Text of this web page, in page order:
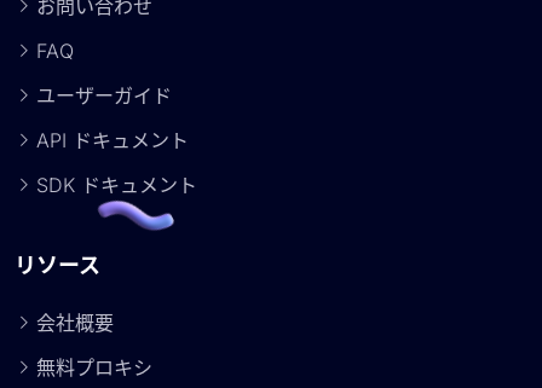
お問い合わせ
FAQ
ユーザーガイド
API ドキュメント
SDK ドキュメント
リソース
会社概要
無料プロキシ